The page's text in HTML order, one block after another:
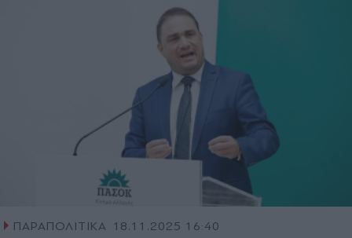
ΠΑΡΑΠΟΛΙΤΙΚΑ
18.11.2025 16:40